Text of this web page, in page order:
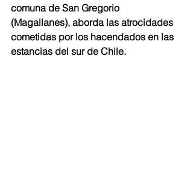
comuna de San Gregorio
(Magallanes), aborda las atrocidades
cometidas por los hacendados en las
estancias del sur de Chile.